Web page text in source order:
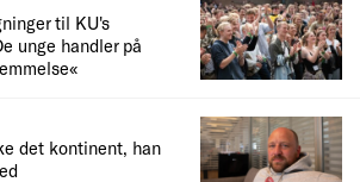
til KU's
unge handler på
det kontinent, han